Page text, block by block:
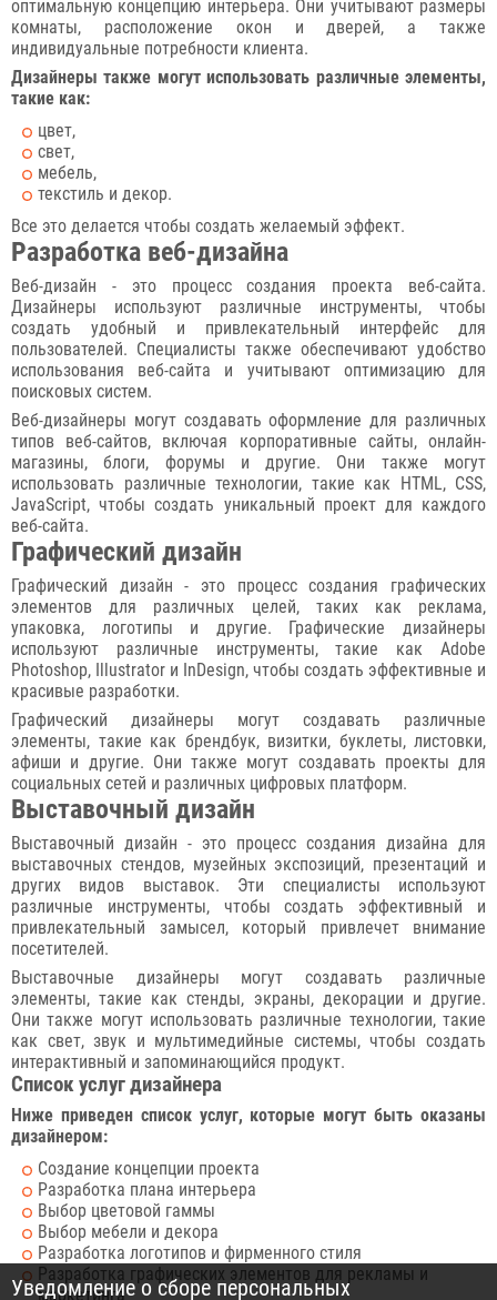
оптимальную концепцию интерьера. Они учитывают размеры
комнаты, расположение окон и дверей, а также
индивидуальные потребности клиента.
Дизайнеры также могут использовать различные элементы,
такие как:
цвет,
свет,
мебель,
текстиль и декор.
Все это делается чтобы создать желаемый эффект.
Разработка веб-дизайна
Веб-дизайн - это процесс создания проекта веб-сайта.
Дизайнеры используют различные инструменты, чтобы
создать удобный и привлекательный интерфейс для
пользователей. Специалисты также обеспечивают удобство
использования веб-сайта и учитывают оптимизацию для
поисковых систем.
Веб-дизайнеры могут создавать оформление для различных
типов веб-сайтов, включая корпоративные сайты, онлайн-
магазины, блоги, форумы и другие. Они также могут
использовать различные технологии, такие как HTML, CSS,
JavaScript, чтобы создать уникальный проект для каждого
веб-сайта.
Графический дизайн
Графический дизайн - это процесс создания графических
элементов для различных целей, таких как реклама,
упаковка, логотипы и другие. Графические дизайнеры
используют различные инструменты, такие как Adobe
Photoshop, Illustrator и InDesign, чтобы создать эффективные и
красивые разработки.
Графический дизайнеры могут создавать различные
элементы, такие как брендбук, визитки, буклеты, листовки,
афиши и другие. Они также могут создавать проекты для
социальных сетей и различных цифровых платформ.
Выставочный дизайн
Выставочный дизайн - это процесс создания дизайна для
выставочных стендов, музейных экспозиций, презентаций и
других видов выставок. Эти специалисты используют
различные инструменты, чтобы создать эффективный и
привлекательный замысел, который привлечет внимание
посетителей.
Выставочные дизайнеры могут создавать различные
элементы, такие как стенды, экраны, декорации и другие.
Они также могут использовать различные технологии, такие
как свет, звук и мультимедийные системы, чтобы создать
интерактивный и запоминающийся продукт.
Список услуг дизайнера
Ниже приведен список услуг, которые могут быть оказаны
дизайнером:
Создание концепции проекта
Разработка плана интерьера
Выбор цветовой гаммы
Выбор мебели и декора
Разработка логотипов и фирменного стиля
Разработка графических элементов для рекламы и
маркетинга
Уведомление о сборе персональных